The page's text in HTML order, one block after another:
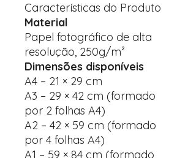
Características do Produto
Material
Papel fotográfico de alta
resolução, 250g/m²
Dimensões disponíveis
A4 – 21 × 29 cm
A3 – 29 × 42 cm (formado
por 2 folhas A4)
A2 – 42 × 59 cm (formado
por 4 folhas A4)
A1 – 59 × 84 cm (formado